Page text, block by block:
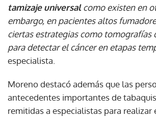
tamizaje universalcomo existen en
embargo, en pacientes altos
ciertas estrategias como tomografías
para detectar el cáncer en etapas
especialista.
Moreno destacó además que las
antecedentes importantes de
remitidas a especialistas para realizar